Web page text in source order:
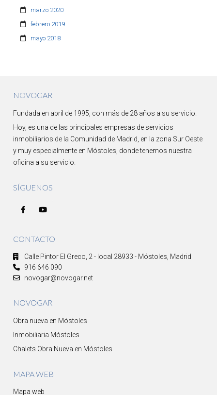
marzo 2020
febrero 2019
mayo 2018
NOVOGAR
Fundada en abril de 1995, con más de 28 años a su servicio.
Hoy, es una de las principales empresas de servicios
inmobiliarios de la Comunidad de Madrid, en la zona Sur Oeste
y muy especialmente en Móstoles, donde tenemos nuestra
oficina a su servicio.
SÍGUENOS
CONTACTO
Calle Pintor El Greco, 2 - local 28933 - Móstoles, Madrid
916 646 090
novogar@novogar.net
NOVOGAR
Obra nueva en Móstoles
Inmobiliaria Móstoles
Chalets Obra Nueva en Móstoles
MAPA WEB
Mapa web